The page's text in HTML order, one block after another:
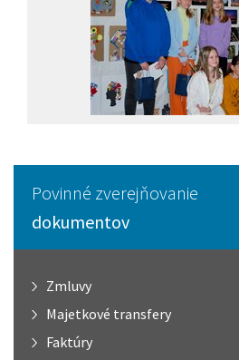
Povinné zverejňovanie
dokumentov
Zmluvy
Majetkové transfery
Faktúry